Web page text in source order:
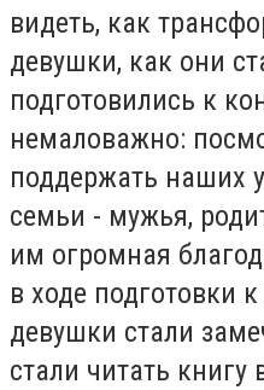
видеть, как
девушки, как они
подготовились к
немаловажно:
поддержать наших
семьи - мужья,
им огромная
в ходе подготовки
девушки стали
стали читать книгу